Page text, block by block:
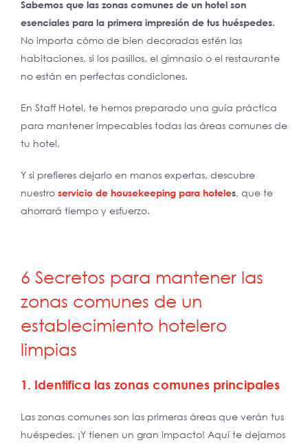
Sabemos que las zonas comunes de un hotel son
esenciales para la primera impresión de tus huéspedes.
No importa cómo de bien decoradas estén las
habitaciones, si los pasillos, el gimnasio o el restaurante
no están en perfectas condiciones.
En Staff Hotel, te hemos preparado una guía práctica
para mantener impecables todas las áreas comunes de
tu hotel.
Y si prefieres dejarlo en manos expertas, descubre
nuestro servicio de housekeeping para hoteles, que te
ahorrará tiempo y esfuerzo.
6 Secretos para mantener las
zonas comunes de un
establecimiento hotelero
limpias
1. Identifica las zonas comunes principales
Las zonas comunes son las primeras áreas que verán tus
huéspedes. ¡Y tienen un gran impacto! Aquí te dejamos